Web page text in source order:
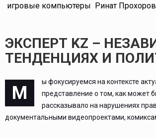
игровые компьютеры Ринат Прохоров
ЭКСПЕРТ KZ –
ТЕНДЕНЦИЯХ И
М
ы фокусируемся на контексте
представление о том, как может
рассказывало на нарушениях
документальными видеопроектами,